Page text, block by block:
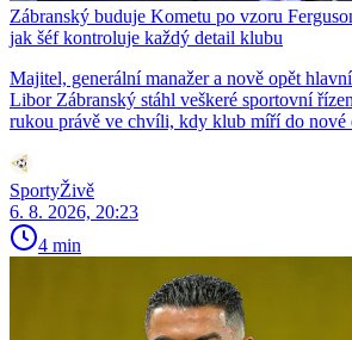
Zábranský buduje Kometu po vzoru
jak šéf kontroluje každý detail klubu
Majitel, generální manažer a nově opět
Libor Zábranský stáhl veškeré sportovní
rukou právě ve chvíli, kdy klub míří do nové
SportyŽivě
6. 8. 2026, 20:23
4 min